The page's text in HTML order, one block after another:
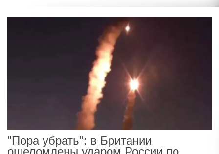
"Пора убрать": в Британии